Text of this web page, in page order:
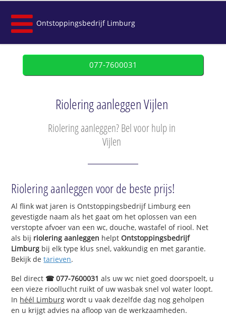
Ontstoppingsbedrijf Limburg
077-7600031
Riolering aanleggen Vijlen
Riolering aanleggen? Bel voor hulp in
Vijlen
Riolering aanleggen voor de beste prijs!
Al flink wat jaren is Ontstoppingsbedrijf Limburg een
gevestigde naam als het gaat om het oplossen van een
verstopte afvoer van een wc, douche, wastafel of riool. Net
als bij riolering aanleggen helptOntstoppingsbedrijf
Limburg bij elk type klus snel, vakkundig en met garantie.
Bekijk detarieven.
Bel direct ☎ 077-7600031 als uw wc niet goed doorspoelt, u
een vieze rioollucht ruikt of uw wasbak snel vol water loopt.
In héél Limburg wordt u vaak dezelfde dag nog geholpen
en u krijgt advies na afloop van de werkzaamheden.